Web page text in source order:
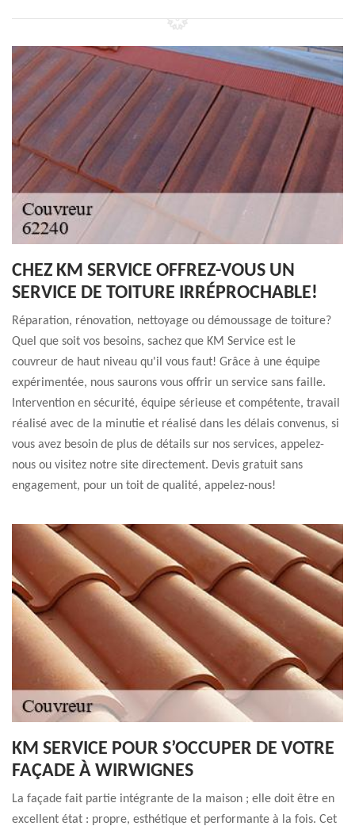
CHEZ KM SERVICE OFFREZ-VOUS UN
SERVICE DE TOITURE IRRÉPROCHABLE!
Réparation, rénovation, nettoyage ou démoussage de toiture?
Quel que soit vos besoins, sachez que KM Service est le
couvreur de haut niveau qu'il vous faut! Grâce à une équipe
expérimentée, nous saurons vous offrir un service sans faille.
Intervention en sécurité, équipe sérieuse et compétente, travail
réalisé avec de la minutie et réalisé dans les délais convenus, si
vous avez besoin de plus de détails sur nos services, appelez-
nous ou visitez notre site directement. Devis gratuit sans
engagement, pour un toit de qualité, appelez-nous!
KM SERVICE POUR S’OCCUPER DE VOTRE
FAÇADE À WIRWIGNES
La façade fait partie intégrante de la maison ; elle doit être en
excellent état : propre, esthétique et performante à la fois. Cet